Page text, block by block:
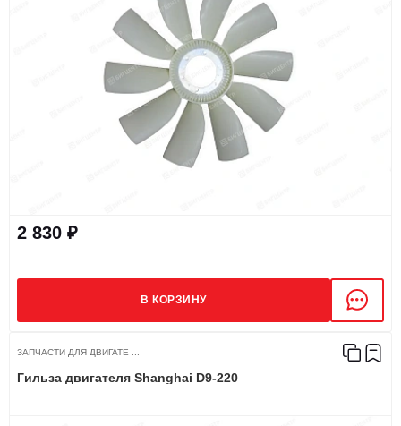
2 830 ₽
В КОРЗИНУ
ЗАПЧАСТИ ДЛЯ ДВИГАТЕ ...
Гильза двигателя Shanghai D9-220